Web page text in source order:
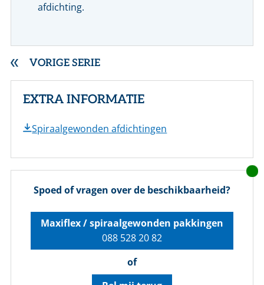
afdichting.
VORIGE SERIE
EXTRA INFORMATIE
Spiraalgewonden afdichtingen
Spoed of vragen over de beschikbaarheid?
Maxiflex / spiraalgewonden pakkingen
088 528 20 82
of